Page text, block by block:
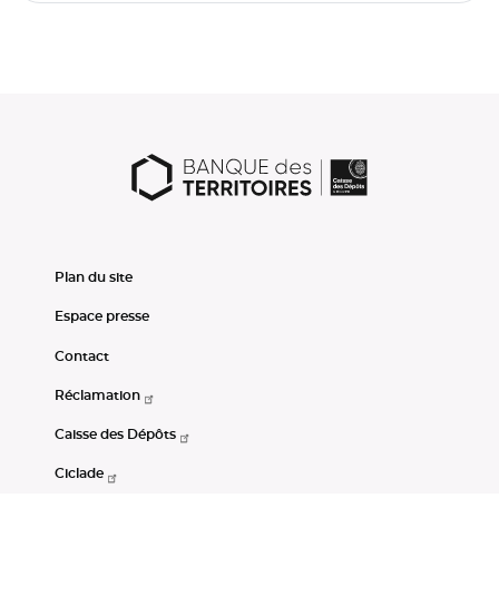
Plan du site
Espace presse
Contact
Réclamation
Caisse des Dépôts
Ciclade